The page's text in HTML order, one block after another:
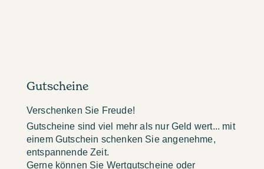
Gutscheine
Verschenken Sie Freude!
Gutscheine sind viel mehr als nur Geld wert... mit
einem Gutschein schenken Sie angenehme,
entspannende Zeit.
Gerne können Sie Wertgutscheine oder